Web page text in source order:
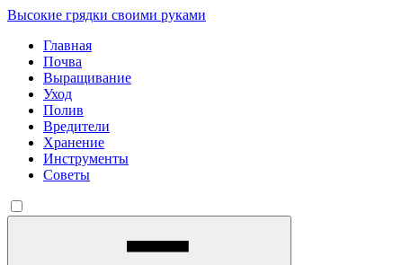
Высокие грядки своими руками
Главная
Почва
Выращивание
Уход
Полив
Вредители
Хранение
Инструменты
Советы